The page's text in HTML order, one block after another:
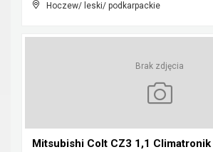
Hoczew/ leski/ podkarpackie
Brak zdjęcia
Mitsubishi Colt CZ3 1,1 Climatronik